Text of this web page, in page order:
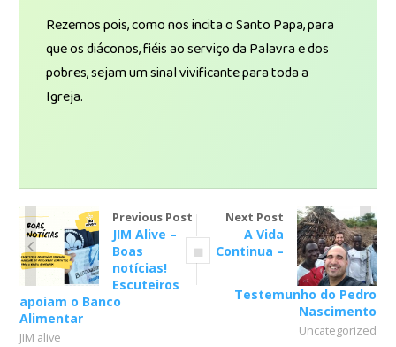
Rezemos pois, como nos incita o Santo Papa, para
que os diáconos, fiéis ao serviço da Palavra e dos
pobres, sejam um sinal vivificante para toda a
Igreja.
Previous Post
JIM Alive –
Boas
notícias!
Escuteiros
apoiam o Banco
Alimentar
JIM alive
Next Post
A Vida
Continua –
Testemunho do Pedro
Nascimento
Uncategorized